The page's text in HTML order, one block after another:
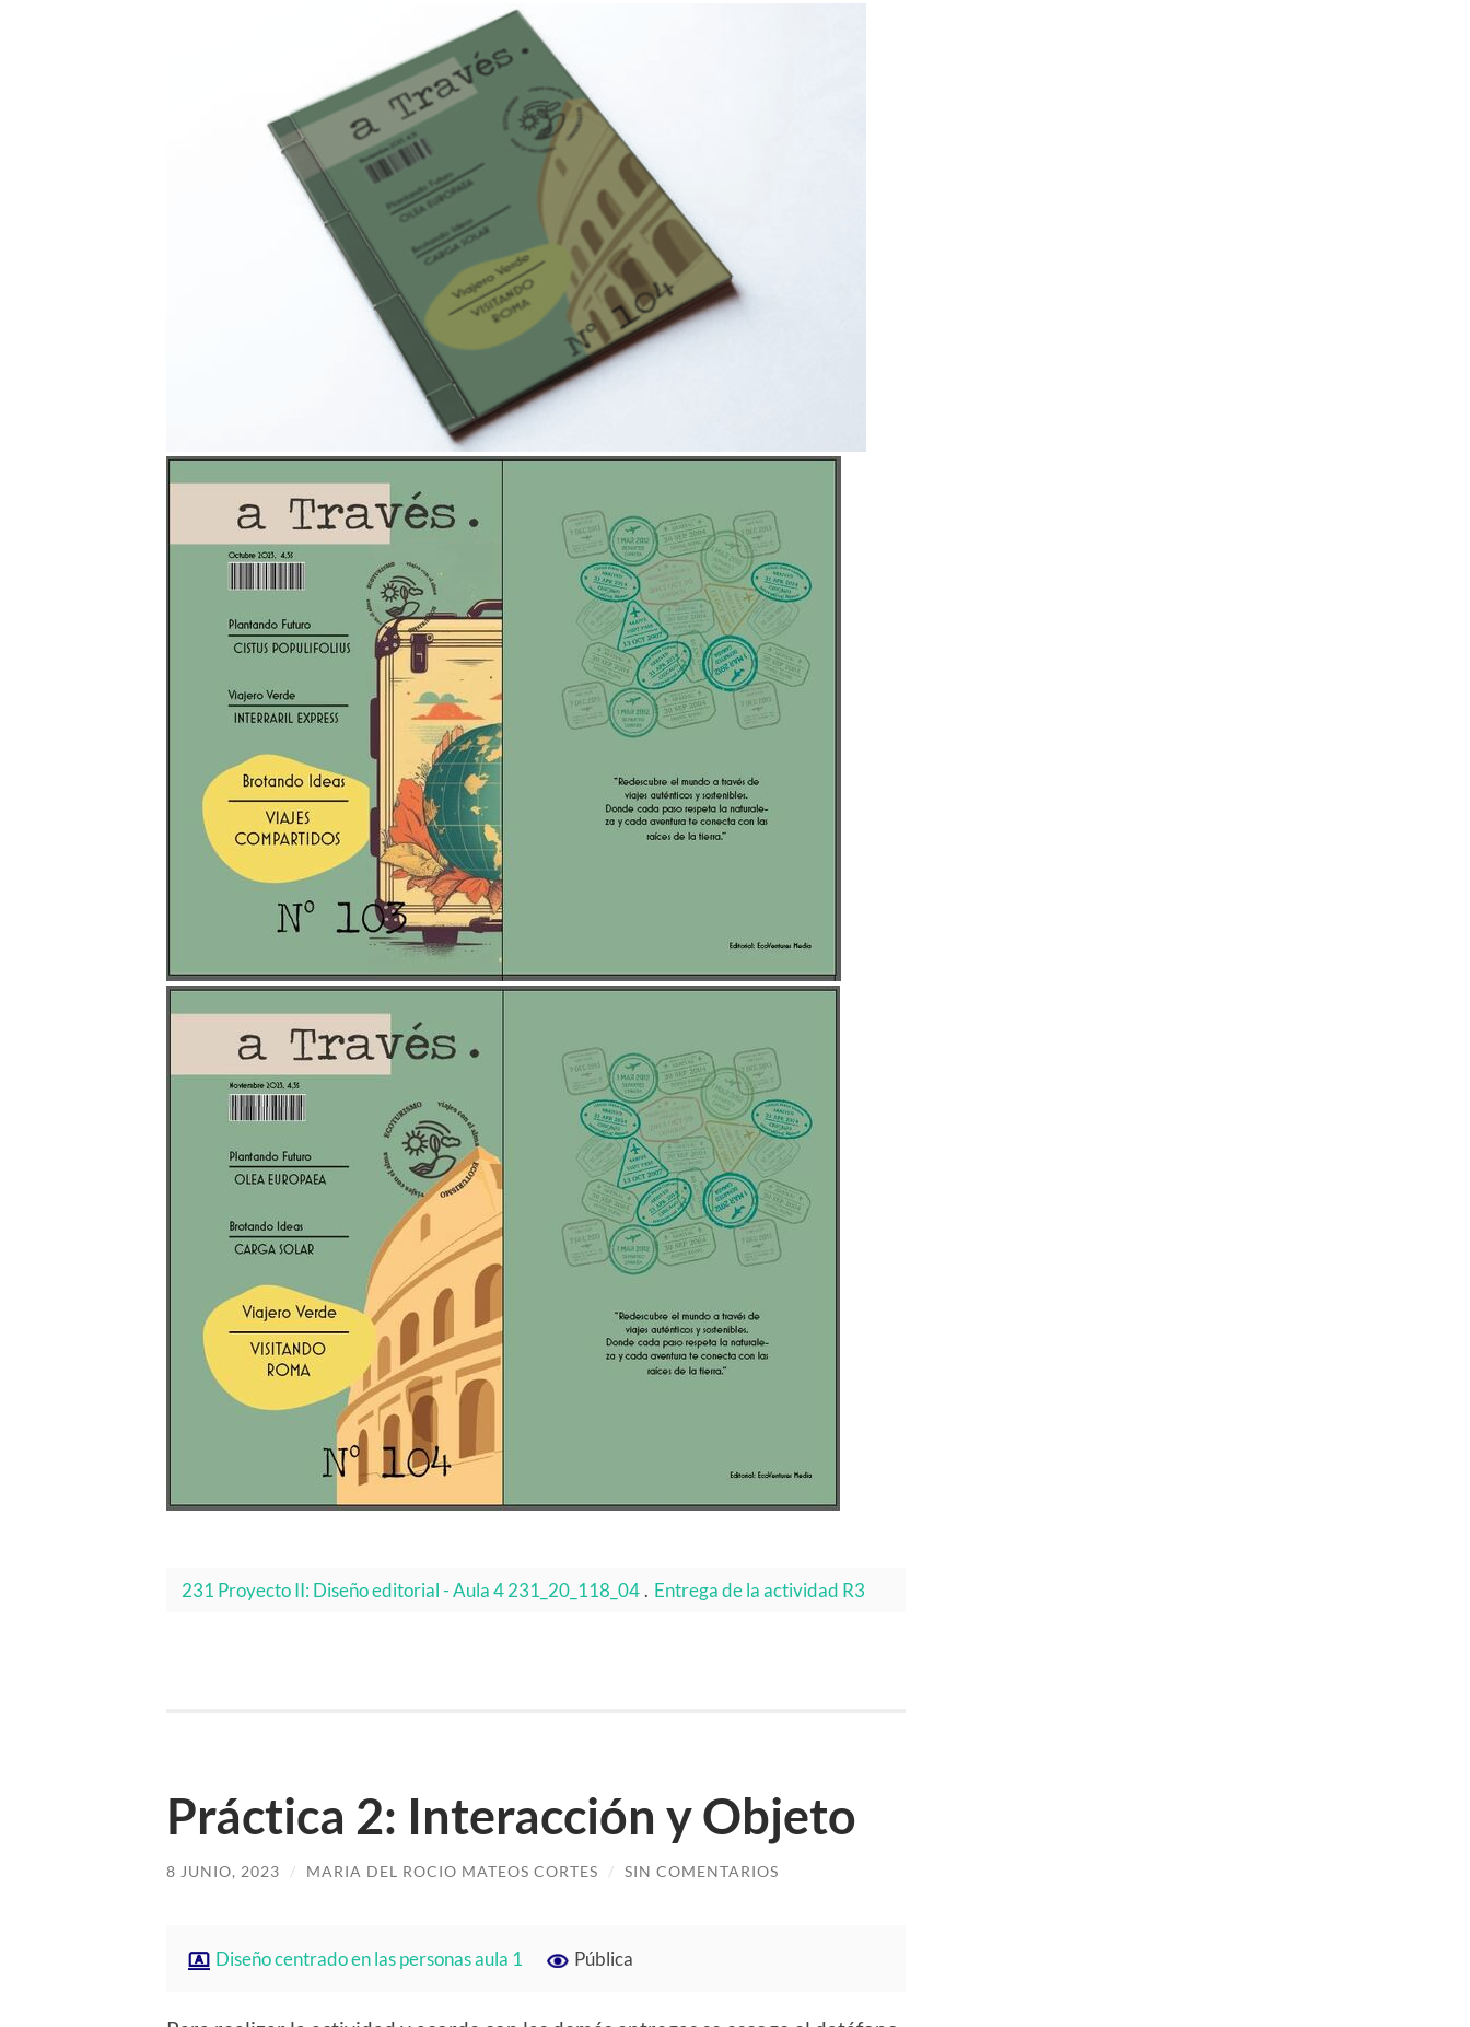
231 Proyecto II: Diseño editorial - Aula 4 231_20_118_04 . Entrega de la actividad R3
Práctica 2: Interacción y Objeto
8 JUNIO, 2023 / MARIA DEL ROCIO MATEOS CORTES / SIN COMENTARIOS
Diseño centrado en las personas aula 1 Pública